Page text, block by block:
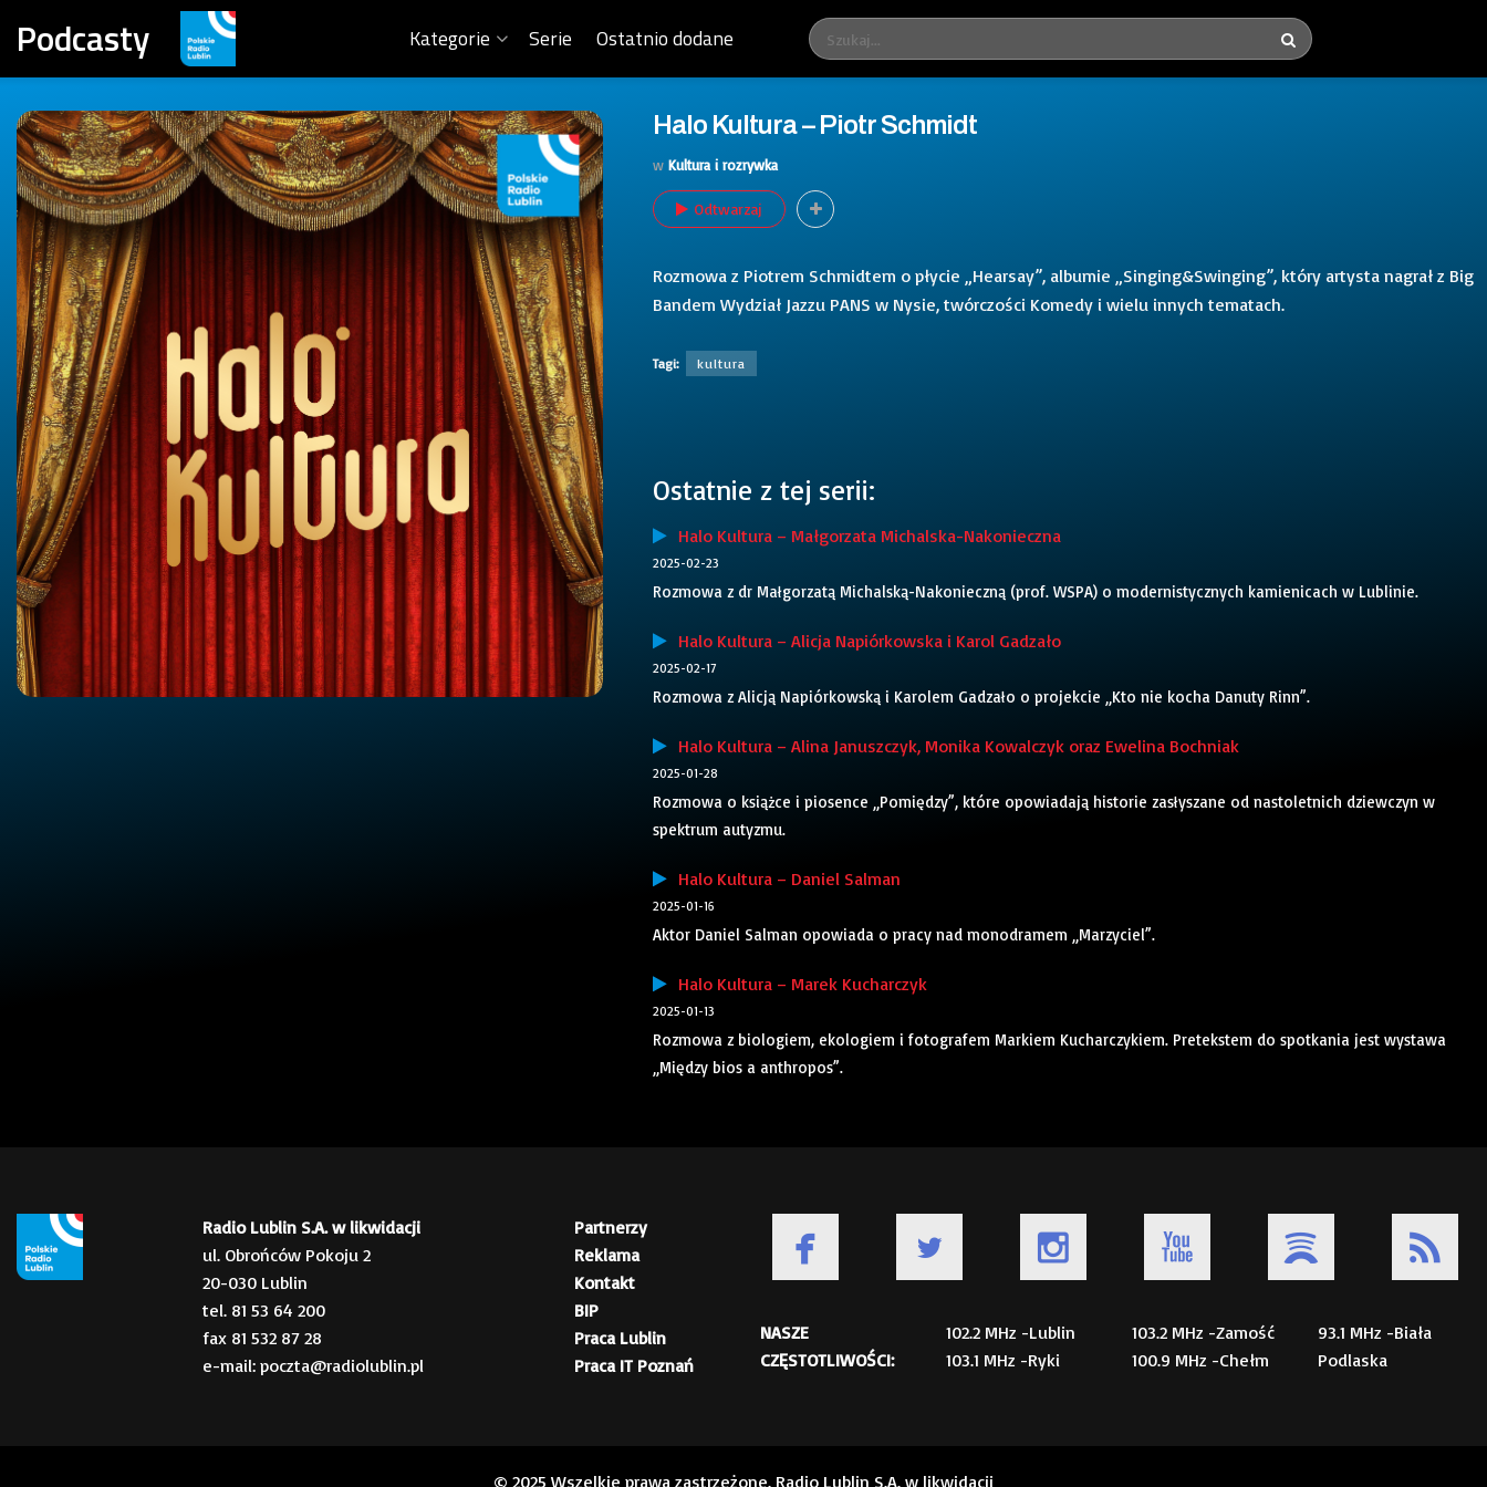
Podcasty Kategorie Serie Ostatnio dodane
Halo Kultura – Piotr Schmidt
w Kultura i rozrywka
Odtwarzaj
Rozmowa z Piotrem Schmidtem o płycie „Hearsay”, albumie „Singing&Swinging”, który artysta nagrał z Big
Bandem Wydział Jazzu PANS w Nysie, twórczości Komedy i wielu innych tematach.
Tagi: kultura
Ostatnie z tej serii:
Halo Kultura – Małgorzata Michalska-Nakonieczna
2025-02-23
Rozmowa z dr Małgorzatą Michalską-Nakonieczną (prof. WSPA) o modernistycznych kamienicach w Lublinie.
Halo Kultura – Alicja Napiórkowska i Karol Gadzało
2025-02-17
Rozmowa z Alicją Napiórkowską i Karolem Gadzało o projekcie „Kto nie kocha Danuty Rinn”.
Halo Kultura – Alina Januszczyk, Monika Kowalczyk oraz Ewelina Bochniak
2025-01-28
Rozmowa o książce i piosence „Pomiędzy”, które opowiadają historie zasłyszane od nastoletnich dziewczyn w
spektrum autyzmu.
Halo Kultura – Daniel Salman
2025-01-16
Aktor Daniel Salman opowiada o pracy nad monodramem „Marzyciel”.
Halo Kultura – Marek Kucharczyk
2025-01-13
Rozmowa z biologiem, ekologiem i fotografem Markiem Kucharczykiem. Pretekstem do spotkania jest wystawa
„Między bios a anthropos”.
Radio Lublin S.A. w likwidacji
ul. Obrońców Pokoju 2
20-030 Lublin
tel. 81 53 64 200
fax 81 532 87 28
e-mail: poczta@radiolublin.pl
Partnerzy
Reklama
Kontakt
BIP
Praca Lublin
Praca IT Poznań
NASZE
CZĘSTOTLIWOŚCI:
102.2 MHz -Lublin
103.1 MHz -Ryki
103.2 MHz -Zamość
100.9 MHz -Chełm
93.1 MHz -Biała
Podlaska
© 2025 Wszelkie prawa zastrzeżone. Radio Lublin S.A. w likwidacji